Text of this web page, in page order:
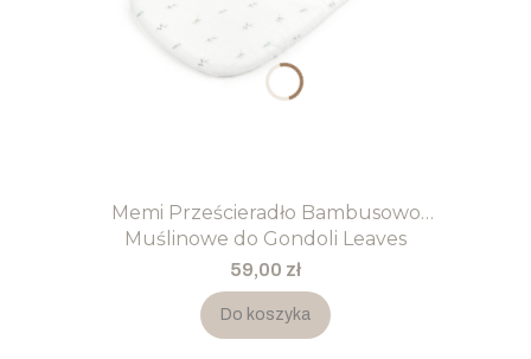
Memi Prześcieradło Bambusowo
Muślinowe do Gondoli Leaves
Cena
59,00 zł
Do koszyka